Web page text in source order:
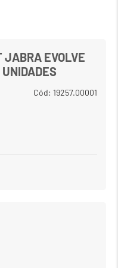
JABRA EVOLVE
Cód: 19257.00001